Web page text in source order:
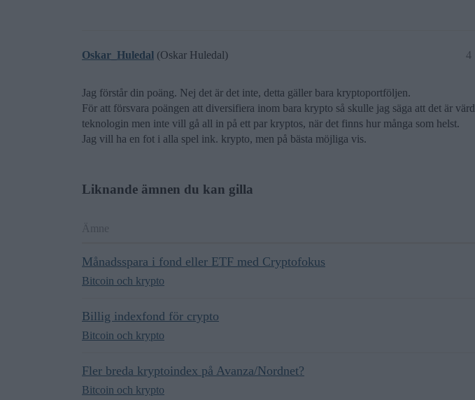
Oskar_Huledal (Oskar Huledal) 4
Jag förstår din poäng. Nej det är det inte, detta gäller bara kryptoportföljen.
För att försvara poängen att diversifiera inom bara krypto så skulle jag säga att det är
teknologin men inte vill gå all in på ett par kryptos, när det finns hur många som helst.
Jag vill ha en fot i alla spel ink. krypto, men på bästa möjliga vis.
Liknande ämnen du kan gilla
Ämne
Månadsspara i fond eller ETF med Cryptofokus
Bitcoin och krypto
Billig indexfond för crypto
Bitcoin och krypto
Fler breda kryptoindex på Avanza/Nordnet?
Bitcoin och krypto